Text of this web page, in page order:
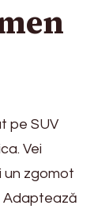
pe SUV
Vei
un zgomot
Adaptează